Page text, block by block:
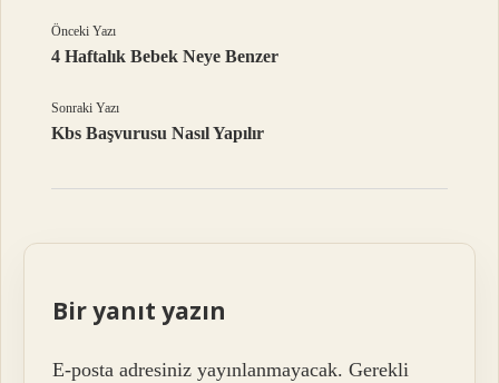
Önceki Yazı
4 Haftalık Bebek Neye Benzer
Sonraki Yazı
Kbs Başvurusu Nasıl Yapılır
Bir yanıt yazın
E-posta adresiniz yayınlanmayacak. Gerekli